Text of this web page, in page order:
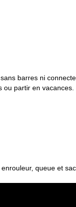
barres ni
partir en vacances.
queue et